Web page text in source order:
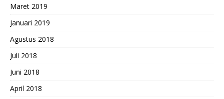
Maret 2019
Januari 2019
Agustus 2018
Juli 2018
Juni 2018
April 2018